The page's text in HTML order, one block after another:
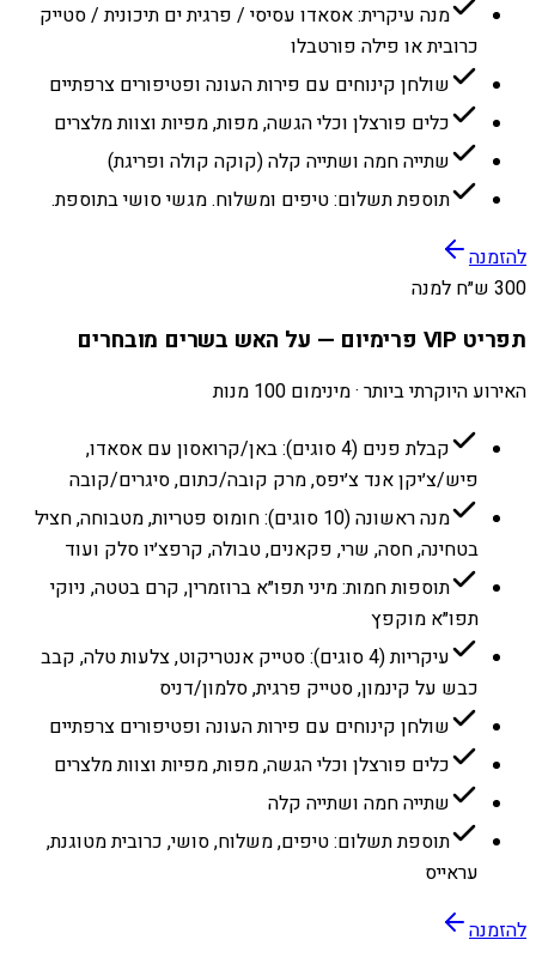
מנה עיקרית: אסאדו עסיסי / פרגית ים תיכונית / סטייק
כרובית או פילה פורטבלו
שולחן קינוחים עם פירות העונה ופטיפורים צרפתיים
כלים פורצלן וכלי הגשה, מפות, מפיות וצוות מלצרים
שתייה חמה ושתייה קלה (קוקה קולה ופריגת)
תוספת תשלום: טיפים ומשלוח. מגשי סושי בתוספת.
להזמנה
300 ש״ח למנה
תפריט VIP פרימיום — על האש בשרים מובחרים
האירוע היוקרתי ביותר · מינימום 100 מנות
קבלת פנים (4 סוגים): באן/קרואסון עם אסאדו,
פיש/צ׳יקן אנד צ׳יפס, מרק קובה/כתום, סיגרים/קובה
מנה ראשונה (10 סוגים): חומוס פטריות, מטבוחה, חציל
בטחינה, חסה, שרי, פקאנים, טבולה, קרפצ׳יו סלק ועוד
תוספות חמות: מיני תפו״א ברוזמרין, קרם בטטה, ניוקי
תפו״א מוקפץ
עיקריות (4 סוגים): סטייק אנטריקוט, צלעות טלה, קבב
כבש על קינמון, סטייק פרגית, סלמון/דניס
שולחן קינוחים עם פירות העונה ופטיפורים צרפתיים
כלים פורצלן וכלי הגשה, מפות, מפיות וצוות מלצרים
שתייה חמה ושתייה קלה
תוספת תשלום: טיפים, משלוח, סושי, כרובית מטוגנת,
עראייס
להזמנה